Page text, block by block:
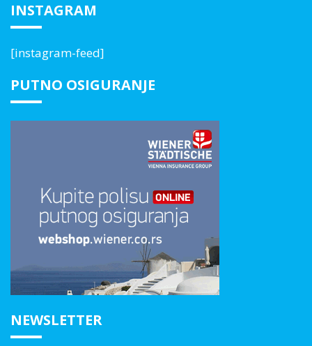
INSTAGRAM
[instagram-feed]
PUTNO OSIGURANJE
NEWSLETTER